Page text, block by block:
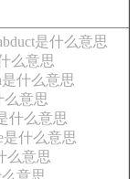
是什么意思
么意思
是什么意思
么意思
什么意思
是什么意思
么意思
么意思